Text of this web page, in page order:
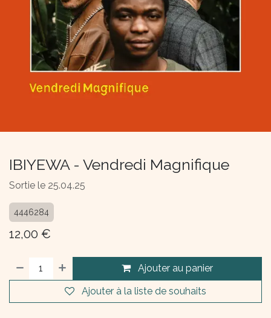
IBIYEWA - Vendredi Magnifique
Sortie le 25.04.25
4446284
12,00 €
Ajouter au panier
Ajouter à la liste de souhaits